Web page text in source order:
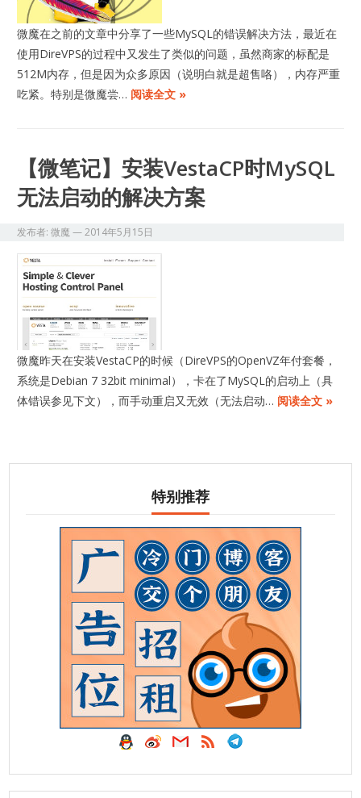
微魔在之前的文章中分享了一些MySQL的错误解决方法，最近在
使用DireVPS的过程中又发生了类似的问题，虽然商家的标配是
512M内存，但是因为众多原因（说明白就是超售咯），内存严重
吃紧。特别是微魔尝… 阅读全文 »
【微笔记】安装VestaCP时MySQL
无法启动的解决方案
发布者:微魔—2014年5月15日
微魔昨天在安装VestaCP的时候（DireVPS的OpenVZ年付套餐，
系统是Debian 7 32bit minimal），卡在了MySQL的启动上（具
体错误参见下文），而手动重启又无效（无法启动… 阅读全文 »
特别推荐